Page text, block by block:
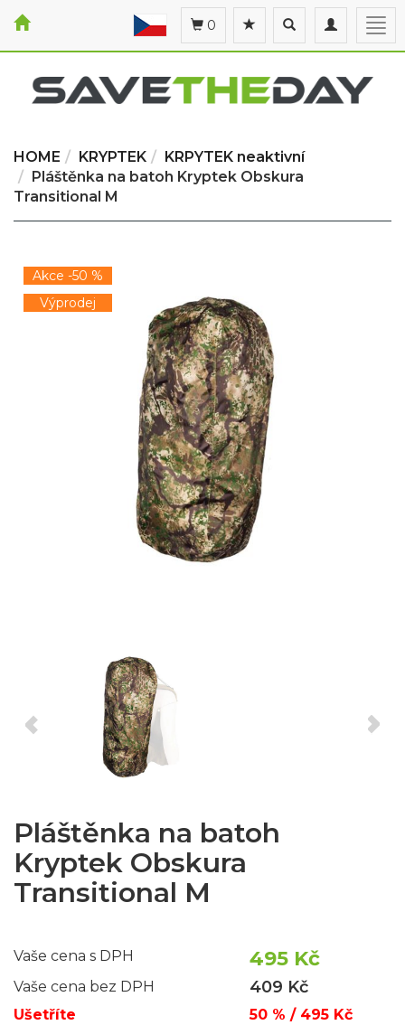
Toggle
navigation
Toggle
search
0
HOME KRYPTEK
KRPYTEK neaktivní
Pláštěnka na batoh Kryptek Obskura
Transitional M
Akce -50 %
Výprodej
Pláštěnka na batoh
Kryptek Obskura
Transitional M
Vaše cena s DPH 495 Kč
Vaše cena bez DPH 409 Kč
Ušetříte
50 % / 495 Kč